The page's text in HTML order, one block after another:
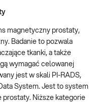
magnetyczny prostaty,
Badanie to pozwala
tkanki, a także
wymagać celowanej
jest w skali PI-RADS,
System. Jest to system
Niższe kategorie